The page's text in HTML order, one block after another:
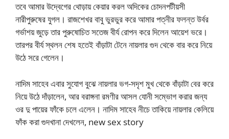
তবে আমার উদ্বেগের থোড়ায় কেয়ার করল অদিকের চোদনপটীয়সী
নারীপুরুষের যুগল। রাজশেখর বাবু ভুরভুর করে আমার পত্নীর ফলন্ত উর্বর
গর্ভাশয় জুড়ে তার পুরুষোচিত সতেজ বীর্য রোপন করে দিলেন আয়েশ ভরে।
তারপর বীর্য স্থলন শেষ হতেই বাঁড়াটা টেনে নায়লার গুদ থেকে বার করে নিয়ে
উঠে সরে গেলেন।
নাদিম সাহেব এবার সুযোগ বুঝে নায়লার ভগ-সদৃশ মুখ থেকে বাঁড়াটা বের করে
নিয়ে উঠে দাঁড়ালেন, আর বরাঙ্গনা রমণীর আসল যোনী সম্ভোগ করার জন্য
ওর দু পায়ের ফাঁকে চলে এলেন। নাদিম সাহেব নীচে তাকিয়ে নায়লার কেলিয়ে
ফাঁক করা গুদখানা দেখলেন, new sex story